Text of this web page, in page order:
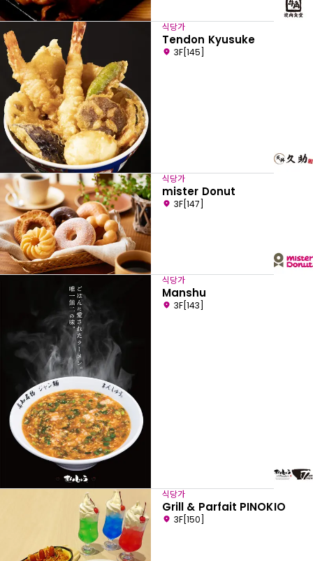
식당가
Tendon Kyusuke
3F[145]
식당가
mister Donut
3F[147]
식당가
Manshu
3F[143]
식당가
Grill & Parfait PINOKIO
3F[150]